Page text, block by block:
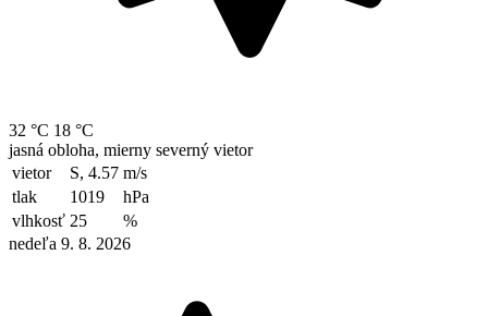
32 °C 18 °C
jasná obloha, mierny severný vietor
vietor
S, 4.57 m/s
tlak
1019
hPa
vlhkosť 25
%
nedeľa 9. 8. 2026